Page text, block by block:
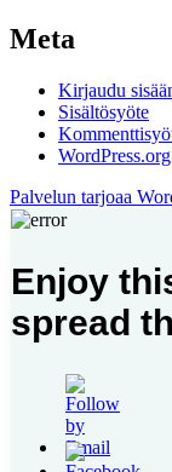
Meta
Kirjaudu
Sisältösyöte
WordPress.org
Palvelun tarjoaa
Enjoy
spread